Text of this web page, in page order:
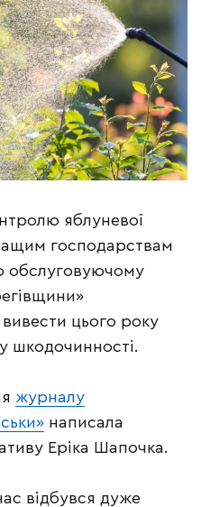
яблуневої
господарствам
обслуговуючому
цього року
шкодочинності.
журналу
написала
Еріка Шапочка.
відбувся дуже